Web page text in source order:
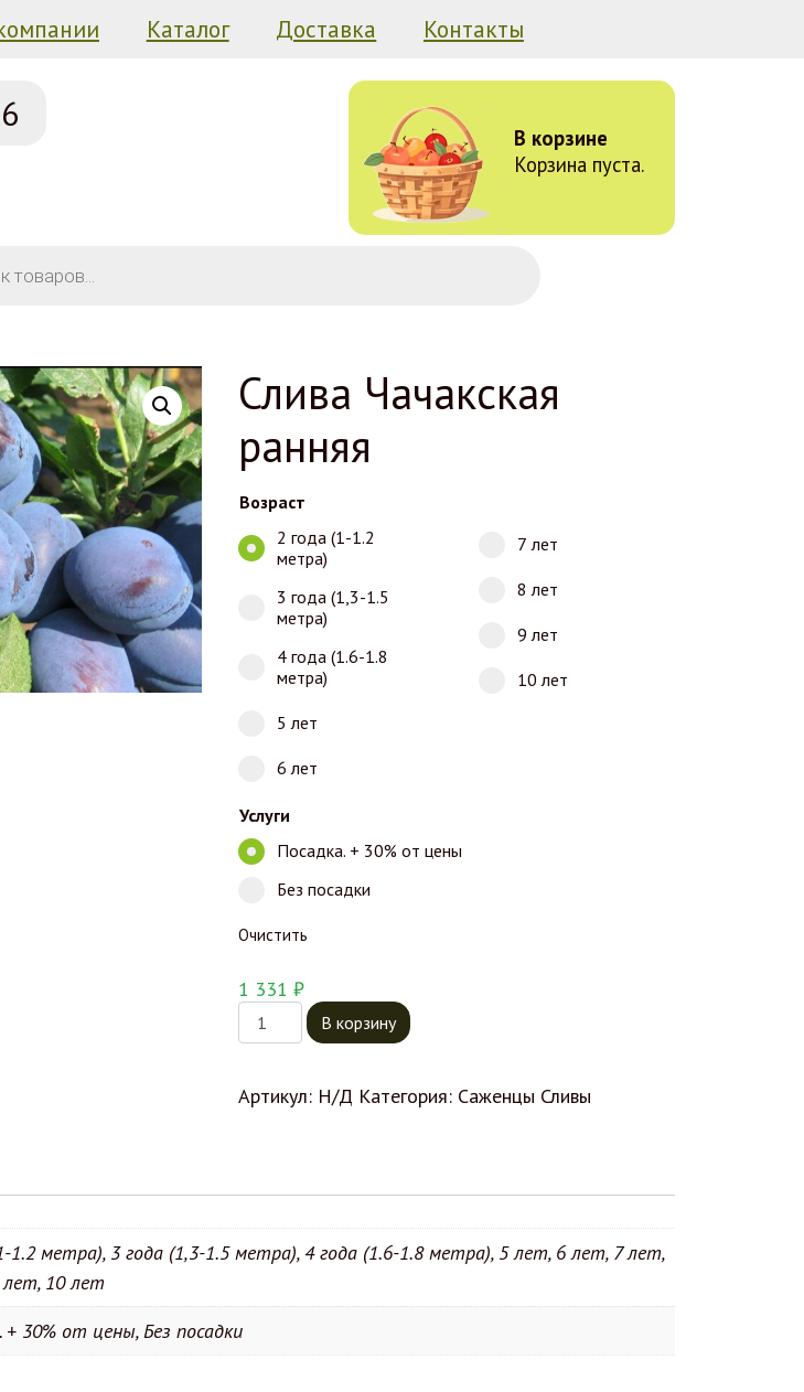
Каталог Доставка Контакты
В корзине
Корзина пуста.
Слива Чачакская
ранняя
Возраст
2 года (1-1.2
метра)
3 года (1,3-1.5
метра)
4 года (1.6-1.8
метра)
5 лет
6 лет
7 лет
8 лет
9 лет
10 лет
Услуги
Посадка. + 30% от цены
Без посадки
Очистить
1 331 ₽
Количество товара Слива Чачакская ранняя
В корзину
Артикул: Н/Д Категория: Саженцы Сливы
1.2 метра), 3 года (1,3-1.5 метра), 4 года (1.6-1.8 метра), 5 лет, 6 лет, 7 лет,
10 лет
+ 30% от цены, Без посадки